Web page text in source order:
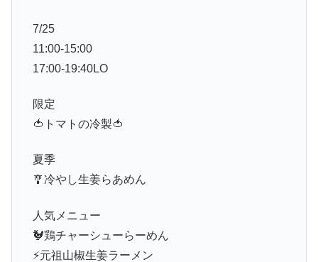
7/25
11:00-15:00
17:00-19:40LO
限定
🍅トマトの冷製🍅
夏季
🎐冷やし生姜らあめん
人気メニュー
🐓鶏チャーシューらーめん
⚡️元祖山椒生姜ラーメン